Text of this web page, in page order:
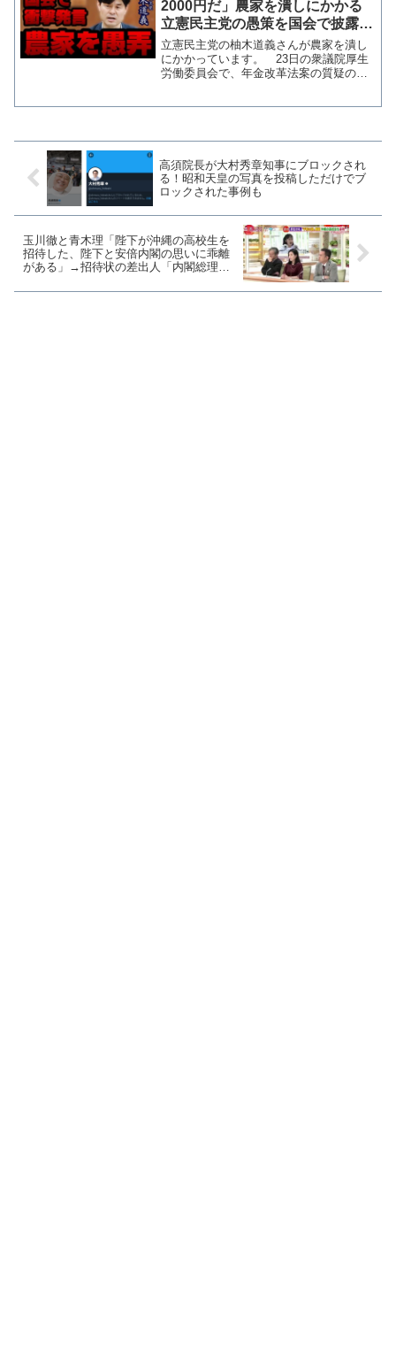
2000円だ」農家を潰しにかかる
立憲民主党の愚策を国会で披露
【KSLチャンネル】
立憲民主党の柚木道義さんが農家を潰し
にかかっています。 23日の衆議院厚生
労働委員会で、年金改革法案の質疑の際
高須院長が大村秀章知事にブロックされ
る！昭和天皇の写真を投稿しただけでブ
ロックされた事例も
玉川徹と青木理「陛下が沖縄の高校生を
招待した、陛下と安倍内閣の思いに乖離
がある」→招待状の差出人「内閣総理大